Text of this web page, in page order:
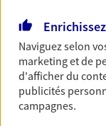
Découvrir l'offre
Pour un
contrat
Naviguez selon
marketing et de
d'afficher du
publicités
campagnes.